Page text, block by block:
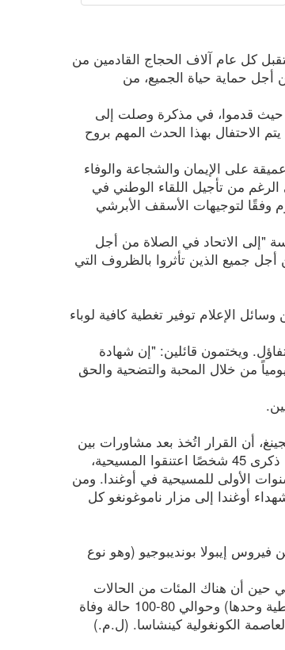
كل عام آلاف الحجاج القادمين من
أجل حماية حياة الجميع، من
حيث قدموا، في مذكرة وصلت إلى
الاحتفال بهذا الحدث المهم بروح
على الإيمان والشجاعة والوفاء
الرغم من تأجيل اللقاء الوطني في
وفقًا لتوجيهات الأسقف الأبرشي
"إلى الاتحاد في الصلاة من أجل
أجل جميع الذين تأثروا بالظروف التي
الإعلام توفير تغطية كافية لوباء
ويختمون قائلين: "إن شهادة
يومياً من خلال المحبة والتضحية والحق
أونجينغ، أن القرار اتُخذ بعد مشاورات بين
الحكومة والسلطات المسؤولة عن إدارة الوباء والقادة الدينيين. يُحيي يوم شهداء أوغندا ذكرى 45 شخصًا اعتنقوا المسيحية،
1885 و1887 بسبب إيمانهم، خلال السنوات الأولى للمسيحية في أوغندا. ومن
وتقديسهم في عام 1964. ويستقطب يوم شهداء أوغندا إلى مزار ناموغونغو كل
فيروس إيبولا بونديبوجيو (وهو نوع
حين أن هناك المئات من الحالات
المشتبه بها (ما يصل إلى حوالي 395 حالة تم الإبلاغ عنها في جمهورية الكونغو الديمقراطية وحدها) وحوالي 80-100 حالة وفاة
الكونغولية كينشاسا. (ل.م.)